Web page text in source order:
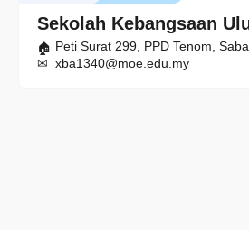
Sekolah Kebangsaan
Peti Surat 299, PPD Tenom,
xba1340@moe.edu.my